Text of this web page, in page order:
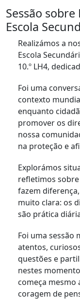
Sessão
Escola
Realizámos a
Escola
10.º LH4,
Foi uma
contexto
enquanto
promover os
nossa
na proteção e
Explorámos
refletimos
fazem
muito clara: os
são prática
Foi uma sessão
atentos,
questões e
nestes
começa mesmo
coragem de